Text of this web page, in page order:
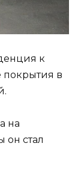
к
покрытия в
на
он стал